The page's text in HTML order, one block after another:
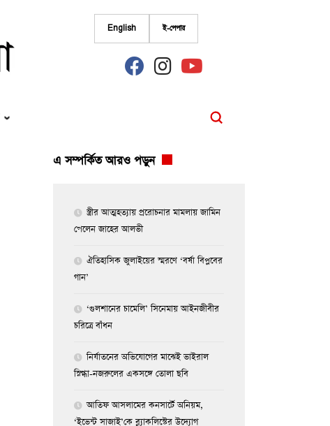
English ই-পেপার
fab
fa-
fab
fa-
fab
fa-
এ সম্পর্কিত আরও পড়ুন
স্ত্রীর আত্মহত্যায় প্ররোচনার মামলায় জামিন
পেলেন জাহের আলভী
ঐতিহাসিক জুলাইয়ের স্মরণে ‘বর্ষা বিপ্লবের
গান’
‘গুলশানের চামেলি’ সিনেমায় আইনজীবীর
চরিত্রে বাঁধন
নির্যাতনের অভিযোগের মাঝেই ভাইরাল
স্নিগ্ধা-নজরুলের একসঙ্গে তোলা ছবি
আতিফ আসলামের কনসার্টে অনিয়ম,
‘ইভেন্ট সাজাই’কে ব্ল্যাকলিস্টের উদ্যোগ